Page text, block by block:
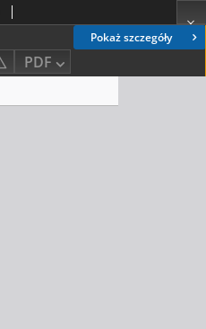
Pokaż szczegóły
PDF